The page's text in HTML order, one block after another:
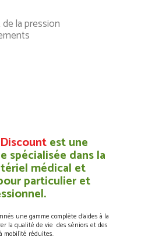
la pression
Discountest une
spécialisée dans la
médical et
particulier et
une gamme complète d’aides à la
la qualité de vie des séniors et des
mobilité réduites.